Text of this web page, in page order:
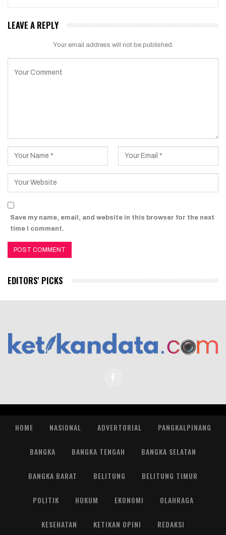
LEAVE A REPLY
Your email address will not be published.
Save my name, email, and website in this browser for the next
time I comment.
EDITORS' PICKS
HOME NASIONAL ADVERTORIAL PANGKALPINANG
BANGKA BANGKA TENGAH BANGKA SELATAN
BANGKA BARAT BELITUNG BELITUNG TIMUR
POLITIK HUKUM EKONOMI OLAHRAGA
KESEHATAN KETIKAN OPINI REDAKSI